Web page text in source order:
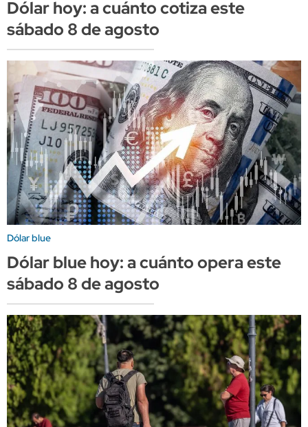
Dólar hoy: a cuánto cotiza este
sábado 8 de agosto
Dólar blue
Dólar blue hoy: a cuánto opera este
sábado 8 de agosto